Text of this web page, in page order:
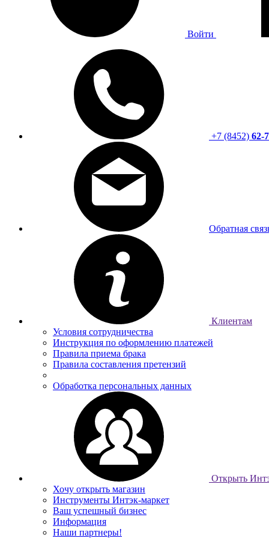
Войти
+7 (8452) 62-
Обратная
Клиентам
Условия сотрудничества
Инструкция по оформлению платежей
Правила приема брака
Правила составления претензий
Обработка персональных данных
Открыть
Хочу открыть магазин
Инструменты Интэк-маркет
Ваш успешный бизнес
Информация
Наши партнеры!